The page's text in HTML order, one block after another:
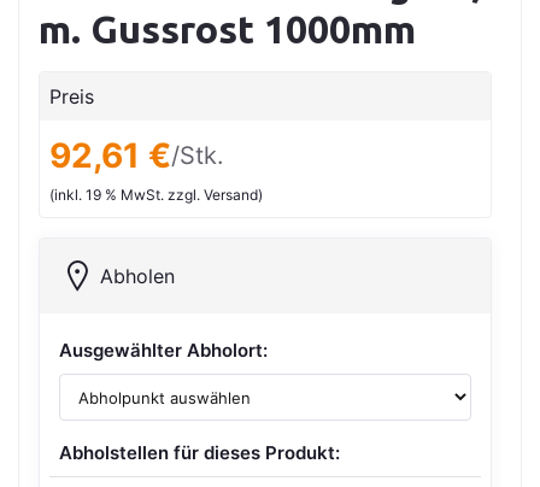
m. Gussrost 1000mm
Preis
92,61 €/Stk.
(inkl. 19 % MwSt. zzgl. Versand)
Abholen
Ausgewählter Abholort:
Abholstellen für dieses Produkt: